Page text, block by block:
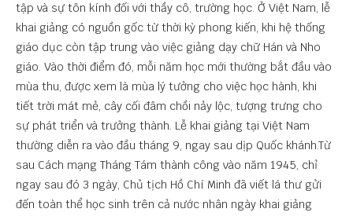
tập và sự tôn kính đối với thầy cô, trường học. Ở Việt Nam, lễ
khai giảng có nguồn gốc từ thời kỳ phong kiến, khi hệ thống
giáo dục còn tập trung vào việc giảng dạy chữ Hán và Nho
giáo. Vào thời điểm đó, mỗi năm học mới thường bắt đầu vào
mùa thu, được xem là mùa lý tưởng cho việc học hành, khi
tiết trời mát mẻ, cây cối đâm chồi nảy lộc, tượng trưng cho
sự phát triển và trưởng thành. Lễ khai giảng tại Việt Nam
thường diễn ra vào đầu tháng 9, ngay sau dịp Quốc khánh.Từ
sau Cách mạng Tháng Tám thành công vào năm 1945, chỉ
ngay sau đó 3 ngày, Chủ tịch Hồ Chí Minh đã viết lá thư gửi
đến toàn thể học sinh trên cả nước nhân ngày khai giảng